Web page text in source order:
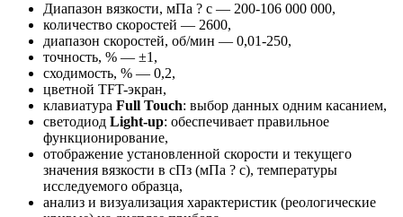
Диапазон вязкости, мПа ? с — 200-106 000 000,
количество скоростей — 2600,
диапазон скоростей, об/мин — 0,01-250,
точность, % — ±1,
сходимость, % — 0,2,
цветной TFT-экран,
клавиатура Full Touch: выбор данных одним касанием,
светодиод Light-up: обеспечивает правильное
функционирование,
отображение установленной скорости и текущего
значения вязкости в сПз (мПа ? с), температуры
исследуемого образца,
анализ и визуализация характеристик (реологические